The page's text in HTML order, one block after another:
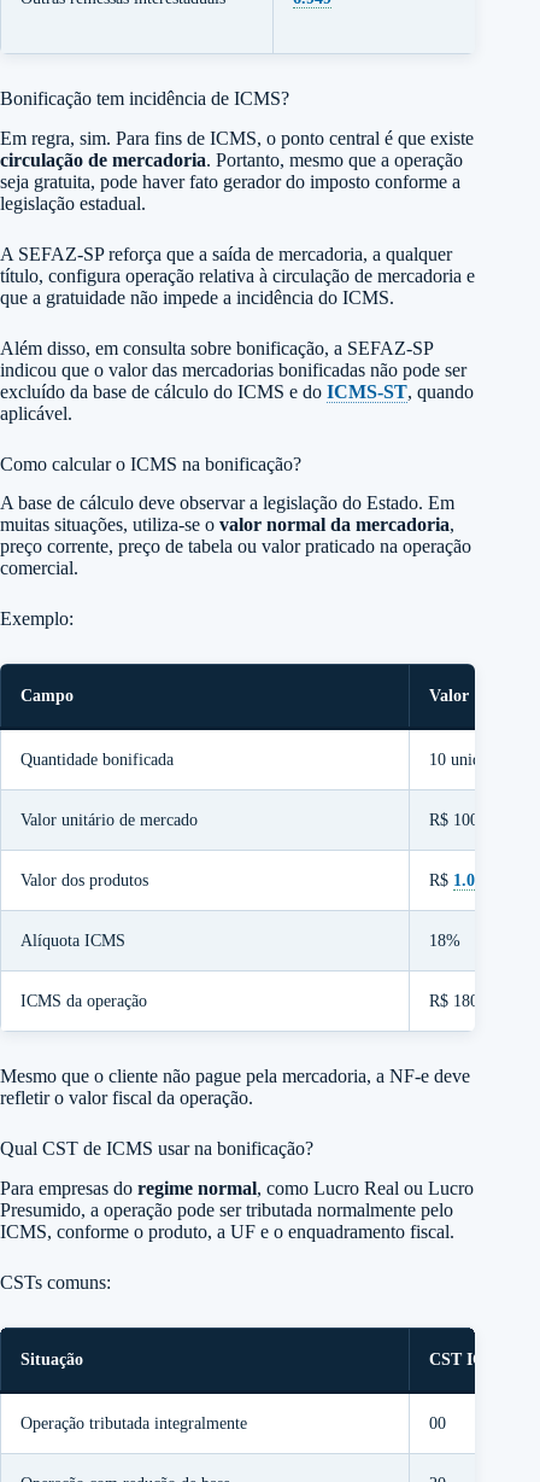
Bonificação tem incidência de ICMS?
Em regra, sim. Para fins de ICMS, o ponto central é que existe
circulação de mercadoria. Portanto, mesmo que a operação
seja gratuita, pode haver fato gerador do imposto conforme a
legislação estadual.
A SEFAZ-SP reforça que a saída de mercadoria, a qualquer
título, configura operação relativa à circulação de mercadoria e
que a gratuidade não impede a incidência do ICMS.
Além disso, em consulta sobre bonificação, a SEFAZ-SP
indicou que o valor das mercadorias bonificadas não pode ser
excluído da base de cálculo do ICMS e do ICMS-ST, quando
aplicável.
Como calcular o ICMS na bonificação?
A base de cálculo deve observar a legislação do Estado. Em
muitas situações, utiliza-se o valor normal da mercadoria,
preço corrente, preço de tabela ou valor praticado na operação
comercial.
Exemplo:
Campo Valor
Quantidade bonificada 10 unidades
Valor unitário de mercado R$ 100,00
Valor dos produtos R$ 1.000
Alíquota ICMS 18%
ICMS da operação R$ 180,00
Mesmo que o cliente não pague pela mercadoria, a NF-e deve
refletir o valor fiscal da operação.
Qual CST de ICMS usar na bonificação?
Para empresas do regime normal, como Lucro Real ou Lucro
Presumido, a operação pode ser tributada normalmente pelo
ICMS, conforme o produto, a UF e o enquadramento fiscal.
CSTs comuns:
Situação CST ICMS
Operação tributada integralmente 00